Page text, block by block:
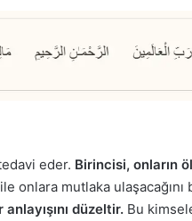
eder. Birincisi, onların
onlara mutlaka ulaşacağını
düzeltir. Bu